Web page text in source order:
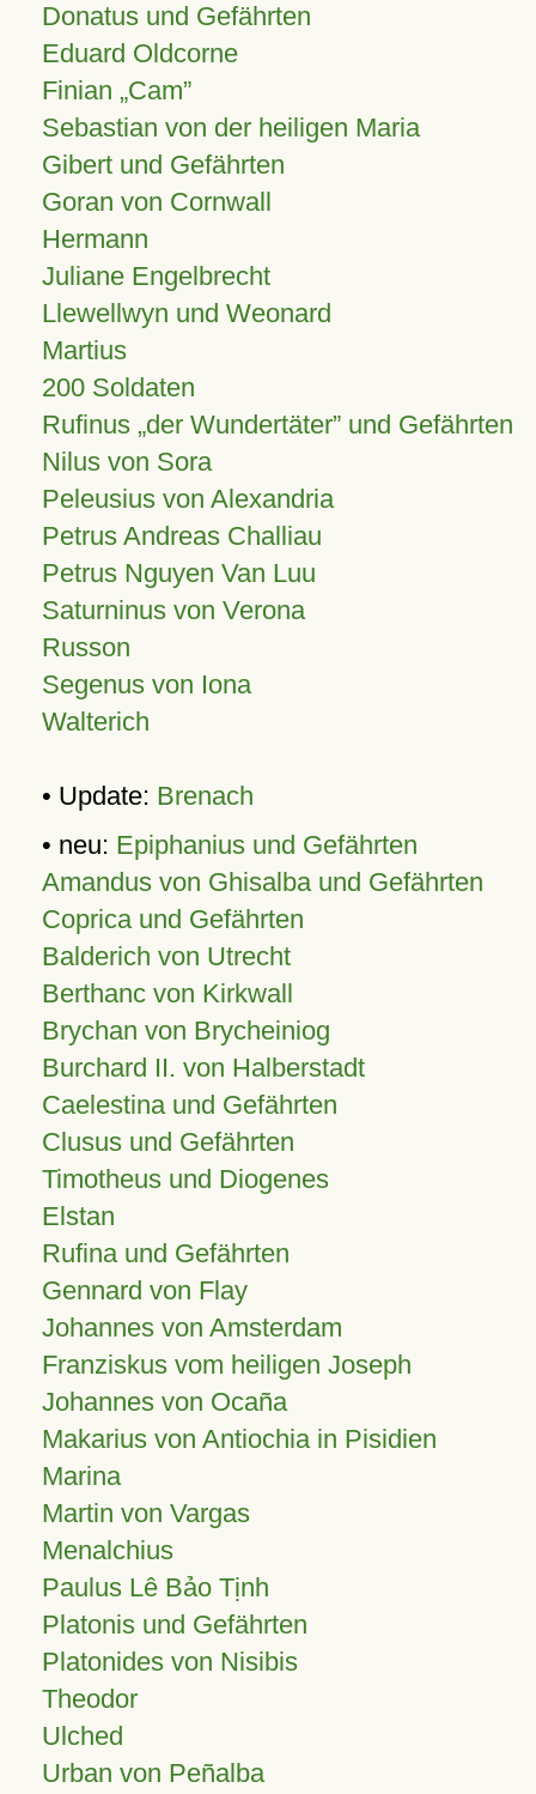
Donatus und Gefährten
Eduard Oldcorne
Finian Cam
Sebastian von der heiligen Maria
Gibert und Gefährten
Goran von Cornwall
Hermann
Juliane Engelbrecht
Llewellwyn und Weonard
Martius
200 Soldaten
Rufinus „der Wundertäter” und Gefährten
Nilus von Sora
Peleusius von Alexandria
Petrus Andreas Challiau
Petrus Nguyen Van Luu
Saturninus von Verona
Russon
Segenus von Iona
Walterich
• Update: Brenach
• neu: Epiphanius und Gefährten
Amandus von Ghisalba und Gefährten
Coprica und Gefährten
Balderich von Utrecht
Berthanc von Kirkwall
Brychan von Brycheiniog
Burchard II. von Halberstadt
Caelestina und Gefährten
Clusus und Gefährten
Timotheus und Diogenes
Elstan
Rufina und Gefährten
Gennard von Flay
Johannes von Amsterdam
Franziskus vom heiligen Joseph
Johannes von Ocaña
Makarius von Antiochia in Pisidien
Marina
Martin von Vargas
Menalchius
Paulus Lê Bảo Tịnh
Platonis und Gefährten
Platonides von Nisibis
Theodor
Ulched
Urban von Peñalba